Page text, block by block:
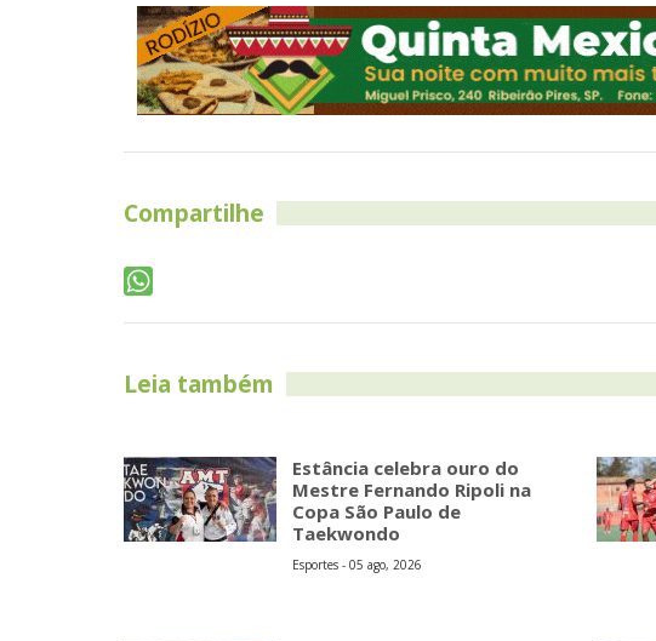
Compartilhe
Leia também
Estância celebra ouro do
Mestre Fernando Ripoli na
Copa São Paulo de
Taekwondo
Esportes - 05 ago, 2026